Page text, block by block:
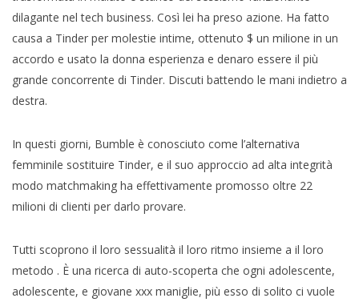
dilagante nel tech business. Così lei ha preso azione. Ha fatto
causa a Tinder per molestie intime, ottenuto $ un milione in un
accordo e usato la donna esperienza e denaro essere il più
grande concorrente di Tinder. Discuti battendo le mani indietro a
destra.
In questi giorni, Bumble è conosciuto come l’alternativa
femminile sostituire Tinder, e il suo approccio ad alta integrità
modo matchmaking ha effettivamente promosso oltre 22
milioni di clienti per darlo provare.
Tutti scoprono il loro sessualità il loro ritmo insieme a il loro
metodo . È una ricerca di auto-scoperta che ogni adolescente,
adolescente, e giovane xxx maniglie, più esso di solito ci vuole